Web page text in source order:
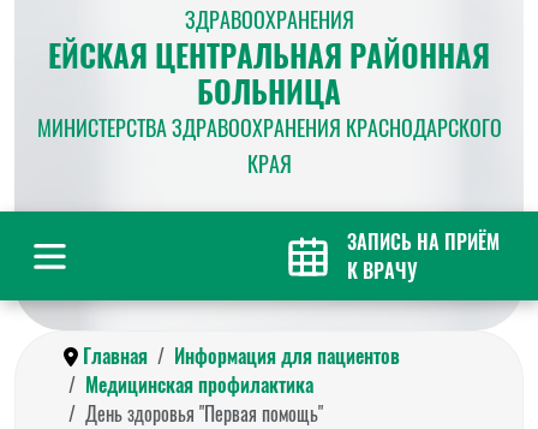
ЗДРАВООХРАНЕНИЯ
ЕЙСКАЯ ЦЕНТРАЛЬНАЯ РАЙОННАЯ
БОЛЬНИЦА
МИНИСТЕРСТВА ЗДРАВООХРАНЕНИЯ КРАСНОДАРСКОГО
КРАЯ
ЗАПИСЬ НА ПРИЁМ
К ВРАЧУ
Главная
Информация для пациентов
Медицинская профилактика
День здоровья "Первая помощь"